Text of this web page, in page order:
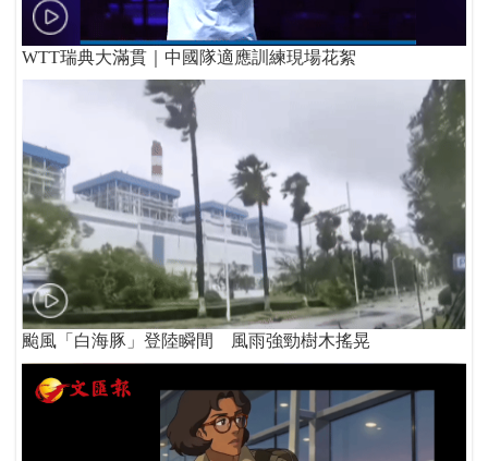
WTT瑞典大滿貫｜中國隊適應訓練現場花絮
颱風「白海豚」登陸瞬間 風雨強勁樹木搖晃